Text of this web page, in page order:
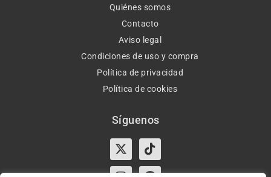
Quiénes somos
Contacto
Aviso legal
Condiciones de uso y compra
Política de privacidad
Política de cookies
Síguenos
X-
twitter
Tiktok
InstagramFacebook